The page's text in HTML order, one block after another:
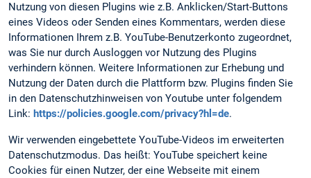
Nutzung von diesen Plugins wie z.B. Anklicken/Start-Buttons
eines Videos oder Senden eines Kommentars, werden diese
Informationen Ihrem z.B. YouTube-Benutzerkonto zugeordnet,
was Sie nur durch Ausloggen vor Nutzung des Plugins
verhindern können. Weitere Informationen zur Erhebung und
Nutzung der Daten durch die Plattform bzw. Plugins finden Sie
in den Datenschutzhinweisen von Youtube unter folgendem
Link: https://policies.google.com/privacy?hl=de.
Wir verwenden eingebettete YouTube-Videos im erweiterten
Datenschutzmodus. Das heißt: YouTube speichert keine
Cookies für einen Nutzer, der eine Webseite mit einem